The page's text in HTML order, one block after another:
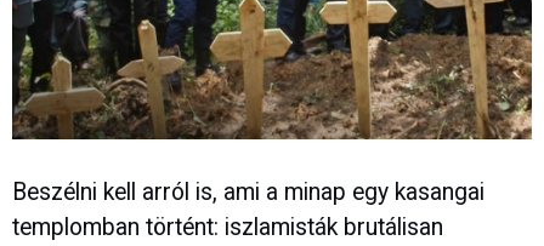
Beszélni kell arról is, ami a minap egy kasangai
templomban történt: iszlamisták brutálisan